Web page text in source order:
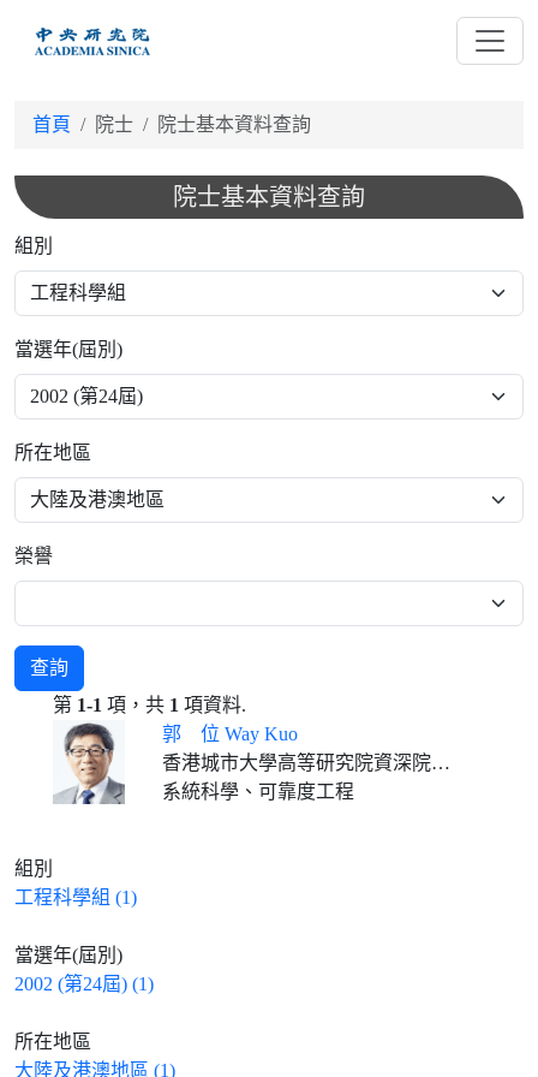
首頁 院士 院士基本資料查詢
院士基本資料查詢
組別
當選年(屆別)
所在地區
榮譽
查詢
第 1-1 項，共 1 項資料.
郭 位 Way Kuo
香港城市大學高等研究院資深院士 香港城市大學榮休校長及大學傑出教授
系統科學、可靠度工程
組別
工程科學組 (1)
當選年(屆別)
2002 (第24屆) (1)
所在地區
大陸及港澳地區 (1)